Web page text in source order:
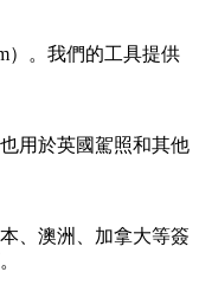
）。我們的工具提供
用於英國駕照和其他
、澳洲、加拿大等簽